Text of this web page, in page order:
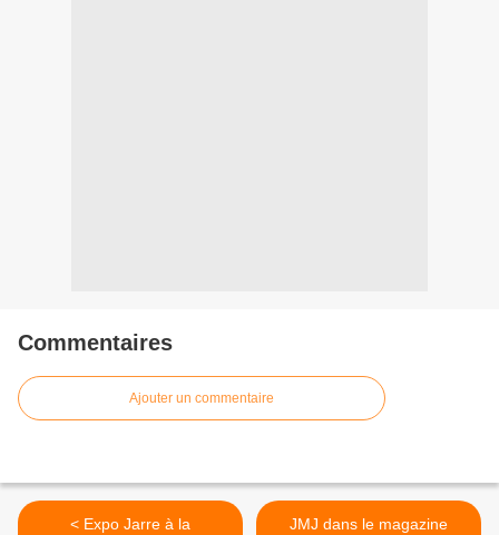
Commentaires
Ajouter un commentaire
< Expo Jarre à la
JMJ dans le magazine